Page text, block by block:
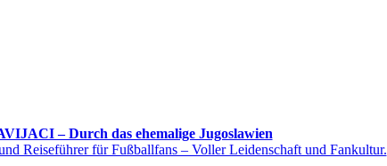
– Durch das ehemalige Jugoslawien
Reiseführer für Fußballfans – Voller Leidenschaft und Fankultur.